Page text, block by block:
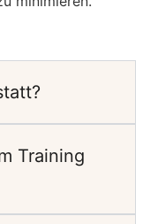
Training